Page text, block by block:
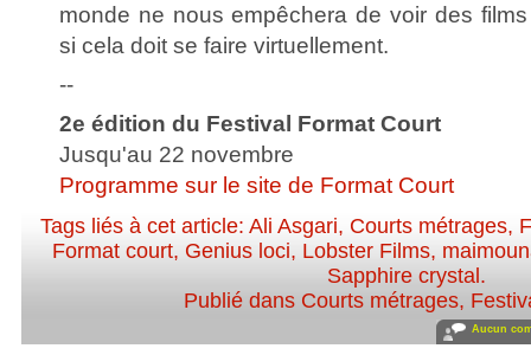
monde ne nous empêchera de voir des
si cela doit se faire virtuellement.
--
2e édition du Festival Format Court
Jusqu'au 22 novembre
Programme sur le site de Format Court
Tags liés à cet article:Ali Asgari, Courts métrages,
Format court, Genius loci, Lobster Films,
Sapphire crystal .
Publié dans Courts métrages,
Aucun